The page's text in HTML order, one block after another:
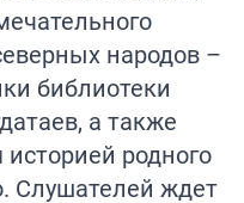
народов –
библиотеки
а также
родного
Слушателей ждет